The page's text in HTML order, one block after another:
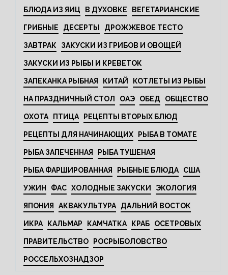
БЛЮДА ИЗ ЯИЦ В ДУХОВКЕ ВЕГЕТАРИАНСКИЕ
ГРИБНЫЕ ДЕСЕРТЫ ДРОЖЖЕВОЕ ТЕСТО
ЗАВТРАК ЗАКУСКИ ИЗ ГРИБОВ И ОВОЩЕЙ
ЗАКУСКИ ИЗ РЫБЫ И КРЕВЕТОК
ЗАПЕКАНКА РЫБНАЯ КИТАЙ КОТЛЕТЫ ИЗ РЫБЫ
НА ПРАЗДНИЧНЫЙ СТОЛ ОАЭ ОБЕД ОБЩЕСТВО
ОХОТА ПТИЦА РЕЦЕПТЫ ВТОРЫХ БЛЮД
РЕЦЕПТЫ ДЛЯ НАЧИНАЮЩИХ РЫБА В ТОМАТЕ
РЫБА ЗАПЕЧЕННАЯ РЫБА ТУШЕНАЯ
РЫБА ФАРШИРОВАННАЯ РЫБНЫЕ БЛЮДА США
УЖИН ФАС ХОЛОДНЫЕ ЗАКУСКИ ЭКОЛОГИЯ
ЯПОНИЯ АКВАКУЛЬТУРА ДАЛЬНИЙ ВОСТОК
ИКРА КАЛЬМАР КАМЧАТКА КРАБ ОСЕТРОВЫХ
ПРАВИТЕЛЬСТВО РОСРЫБОЛОВСТВО
РОССЕЛЬХОЗНАДЗОР